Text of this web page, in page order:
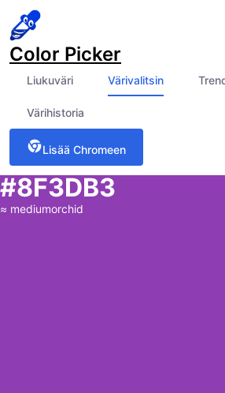
Color Picker
Liukuväri Värivalitsin
Värihistoria
Lisää Chromeen
#8F3DB3
≈ mediumorchid